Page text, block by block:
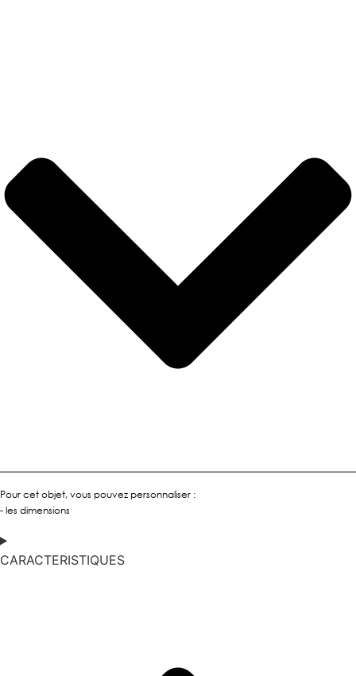
Pour cet objet, vous pouvez personnaliser :
- les dimensions
CARACTERISTIQUES